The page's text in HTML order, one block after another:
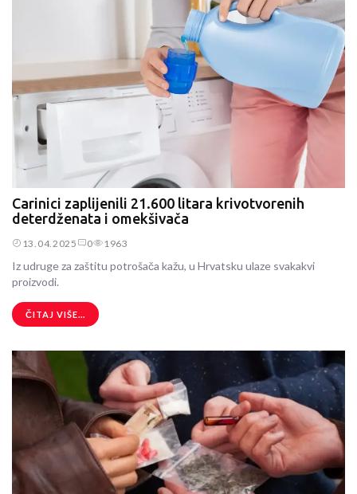
Carinici zaplijenili 21.600 litara krivotvorenih
deterdženata i omekšivača
13.04.2025 0 1963
Iz udruge za zaštitu potrošača kažu, u Hrvatsku ulaze svakakvi
proizvodi.
ČITAJ VIŠE...